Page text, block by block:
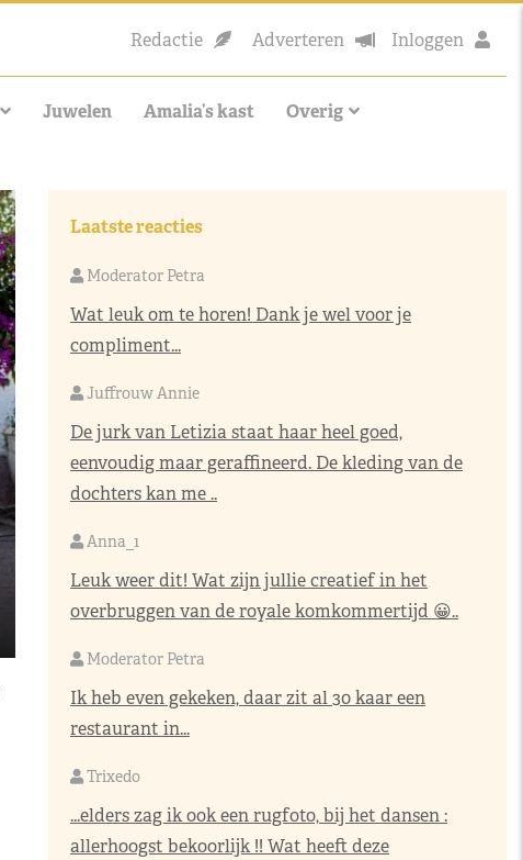
Redactie Adverteren Inloggen
Juwelen Amalia’s kast Overig
Laatste reacties
Moderator Petra
Wat leuk om te horen! Dank je wel voor je
compliment...
Juffrouw Annie
De jurk van Letizia staat haar heel goed,
eenvoudig maar geraffineerd. De kleding van de
dochters kan me ..
Anna_1
Leuk weer dit! Wat zijn jullie creatief in het
overbruggen van de royale komkommertijd 😀..
Moderator Petra
Ik heb even gekeken, daar zit al 30 kaar een
restaurant in...
Trixedo
...elders zag ik ook een rugfoto, bij het dansen :
allerhoogst bekoorlijk !! Wat heeft deze